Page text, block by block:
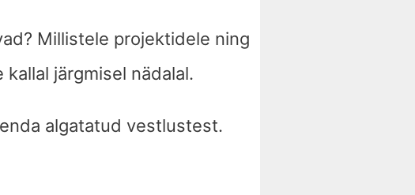
Millistele projektidele ning
järgmisel nädalal.
algatatud vestlustest.